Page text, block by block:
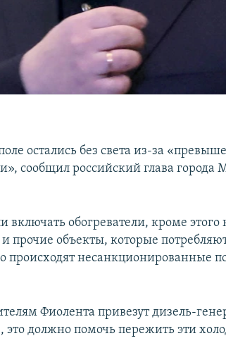
остались без света из-за
сообщил российский глава города
включать обогреватели, кроме этого
прочие объекты, которые
происходят несанкционированные
Фиолента привезут дизель-
должно помочь пережить эти